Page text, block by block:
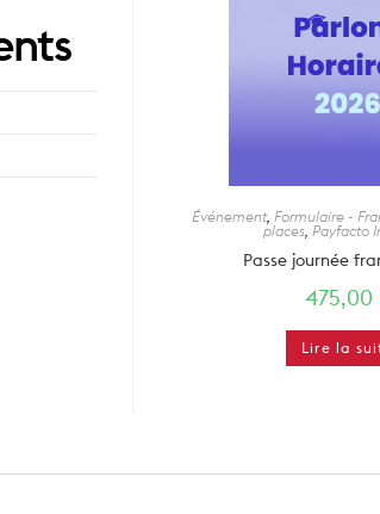
Événement, Formulaire -
places, Payfacto
Passe journée
475,00
Lire la